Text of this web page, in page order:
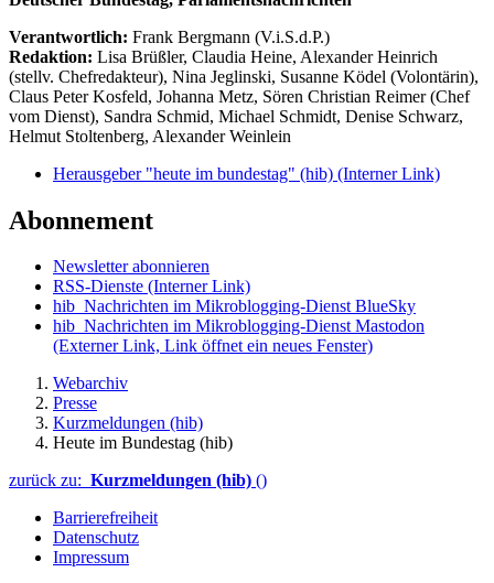
Verantwortlich: Frank Bergmann (V.i.S.d.P.)
Redaktion: Lisa Brüßler, Claudia Heine, Alexander Heinrich
(stellv. Chefredakteur), Nina Jeglinski, Susanne Ködel (Volontärin),
Claus Peter Kosfeld, Johanna Metz, Sören Christian Reimer (Chef
vom Dienst), Sandra Schmid, Michael Schmidt, Denise Schwarz,
Helmut Stoltenberg, Alexander Weinlein
Herausgeber "heute im bundestag" (hib) (Interner Link)
Abonnement
Newsletter abonnieren
RSS-Dienste (Interner Link)
hib_Nachrichten im Mikroblogging-Dienst BlueSky
hib_Nachrichten im Mikroblogging-Dienst Mastodon
(Externer Link, Link öffnet ein neues Fenster)
Webarchiv
Presse
Kurzmeldungen (hib)
Heute im Bundestag (hib)
zurück zu: Kurzmeldungen (hib) ()
Barrierefreiheit
Datenschutz
Impressum